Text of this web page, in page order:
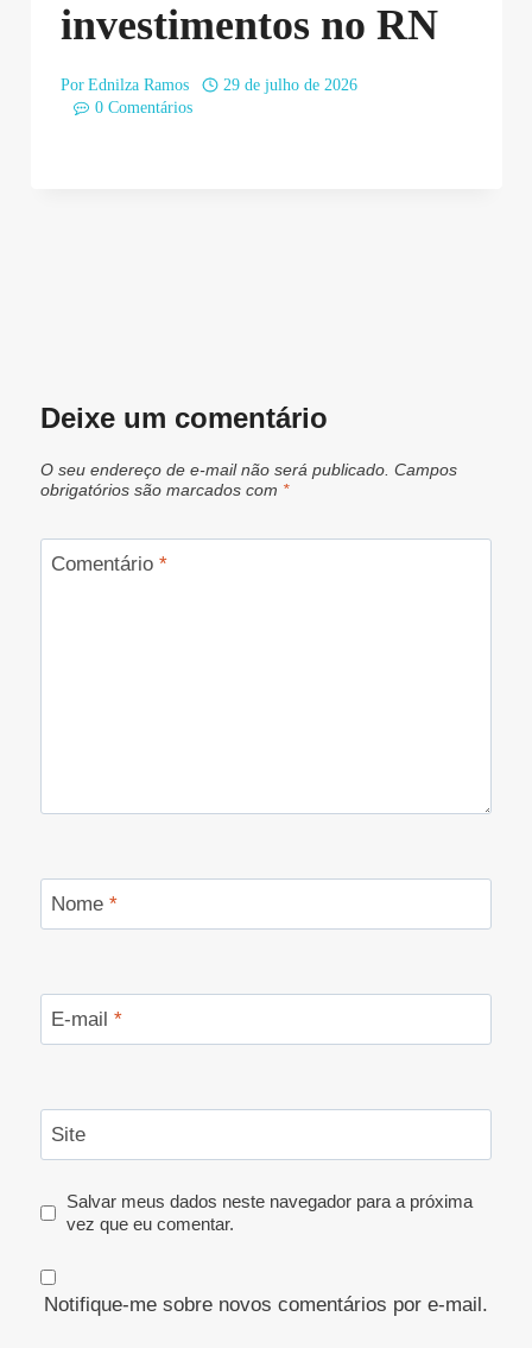
investimentos no RN
Por Ednilza Ramos
29 de julho de 2026
0 Comentários
Deixe um comentário
O seu endereço de e-mail não será publicado. Campos
obrigatórios são marcados com *
Comentário *
Nome *
E-mail *
Site
Salvar meus dados neste navegador para a próxima
vez que eu comentar.
Notifique-me sobre novos comentários por e-mail.